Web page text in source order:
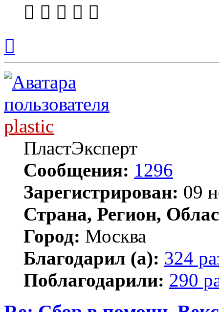
началу
plastic
ПластЭксперт
Сообщения: 1296
Зарегистрирован: 09
Страна, Регион,
Город: Москва
Благодарил (а): 324
Поблагодарили: 290